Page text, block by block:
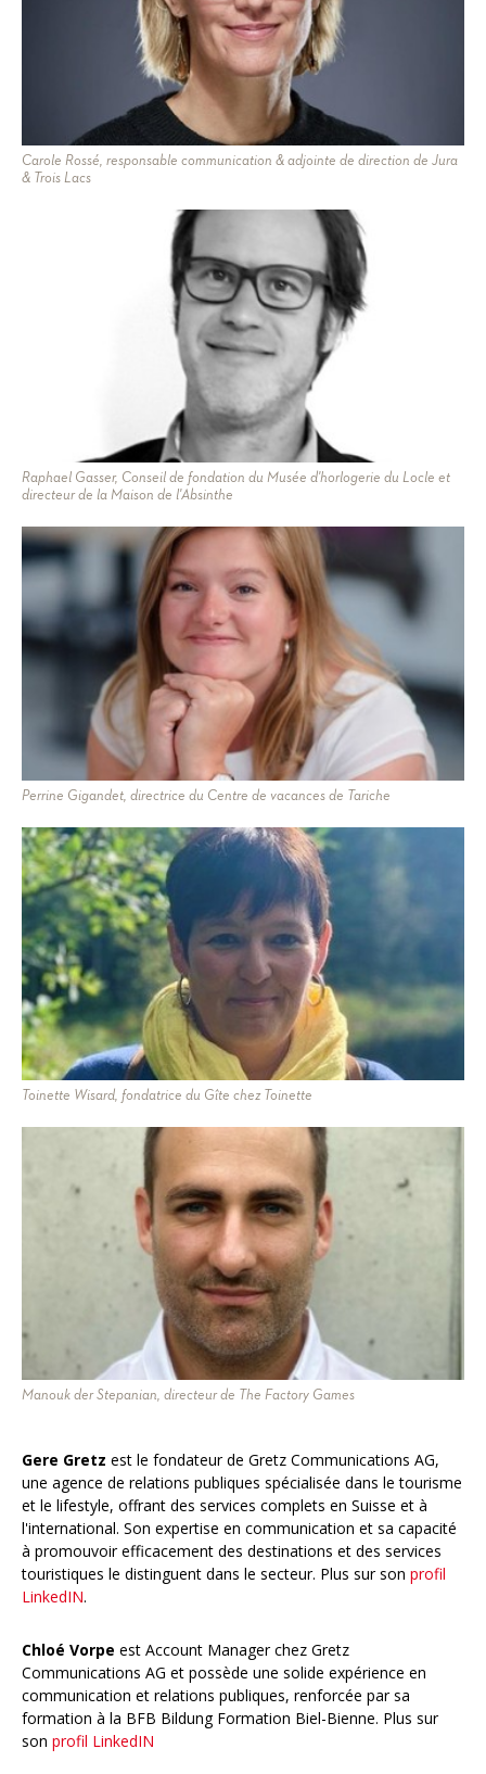
Carole Rossé, responsable communication & adjointe de direction de Jura
& Trois Lacs
Raphael Gasser, Conseil de fondation du Musée d'horlogerie du Locle et
directeur de la Maison de l'Absinthe
Perrine Gigandet, directrice du Centre de vacances de Tariche
Toinette Wisard, fondatrice du Gîte chez Toinette
Manouk der Stepanian, directeur de The Factory Games
​Gere Gretz est le fondateur de Gretz Communications AG,
une agence de relations publiques spécialisée dans le tourisme
et le lifestyle, offrant des services complets en Suisse et à
l'international. Son expertise en communication et sa capacité
à promouvoir efficacement des destinations et des services
touristiques le distinguent dans le secteur. Plus sur son profil
LinkedIN.
Chloé Vorpe est Account Manager chez Gretz
Communications AG et possède une solide expérience en
communication et relations publiques, renforcée par sa
formation à la BFB Bildung Formation Biel-Bienne. Plus sur
son profil LinkedIN